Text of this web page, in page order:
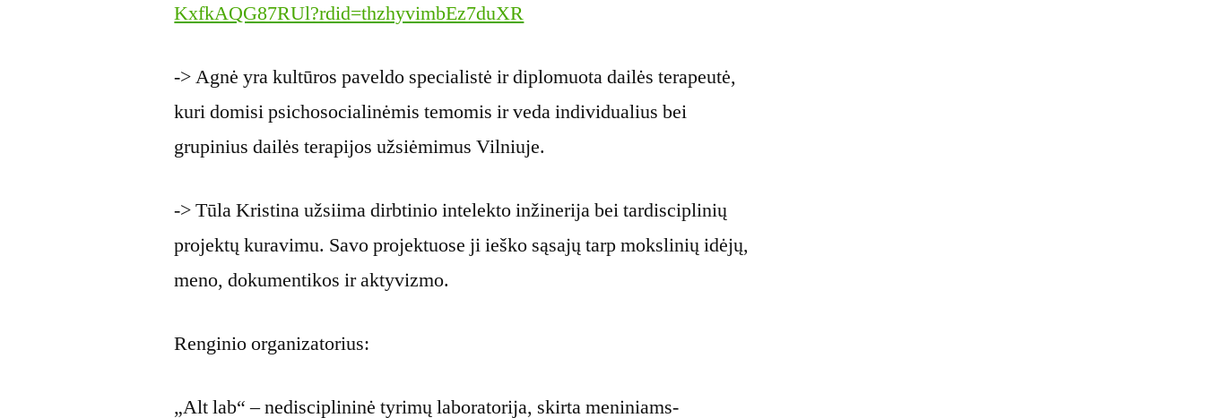
KxfkAQG87RUl?rdid=thzhyvimbEz7duXR
-> Agnė yra kultūros paveldo specialistė ir diplomuota dailės terapeutė,
kuri domisi psichosocialinėmis temomis ir veda individualius bei
grupinius dailės terapijos užsiėmimus Vilniuje.
-> Tūla Kristina užsiima dirbtinio intelekto inžinerija bei tardisciplinių
projektų kuravimu. Savo projektuose ji ieško sąsajų tarp mokslinių idėjų,
meno, dokumentikos ir aktyvizmo.
Renginio organizatorius:
„Alt lab“ – nedisciplininė tyrimų laboratorija, skirta meniniams-